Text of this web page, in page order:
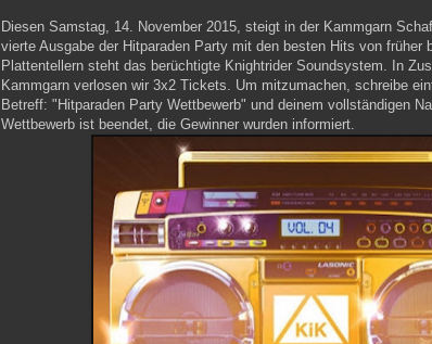
Diesen Samstag, 14. November 2015, steigt in der Kammgarn
vierte Ausgabe der Hitparaden Party mit den besten Hits von früher
Plattentellern steht das berüchtigte Knightrider Soundsystem. In
Kammgarn verlosen wir 3x2 Tickets. Um mitzumachen, schreibe
Betreff: "Hitparaden Party Wettbewerb" und deinem vollständigen
Wettbewerb ist beendet, die Gewinner wurden informiert.